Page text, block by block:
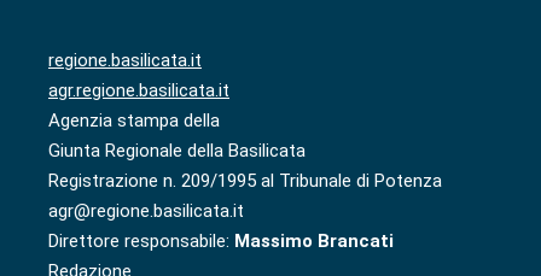
regione.basilicata.it
agr.regione.basilicata.it
Agenzia stampa della
Giunta Regionale della Basilicata
Registrazione n. 209/1995 al Tribunale di Potenza
agr@regione.basilicata.it
Direttore responsabile: Massimo Brancati
Redazione